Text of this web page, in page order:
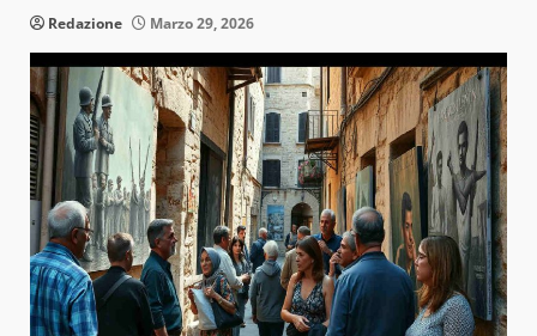
Redazione Marzo 29, 2026